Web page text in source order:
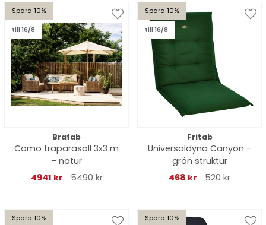
Spara 10%
till 16/8
Brafab
Como träparasoll 3x3 m
- natur
4941 kr
5490 kr
Spara 10%
till 16/8
Fritab
Universaldyna Canyon -
grön struktur
468 kr
520 kr
Spara 10% Spara 10%